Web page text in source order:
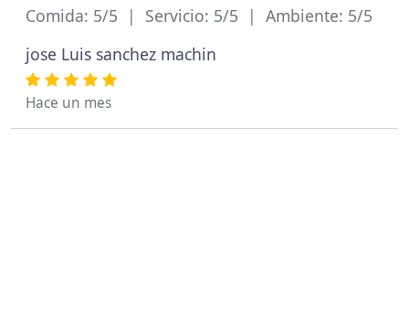
Comida: 5/5 | Servicio: 5/5 | Ambiente: 5/5
jose Luis sanchez machin
Hace un mes